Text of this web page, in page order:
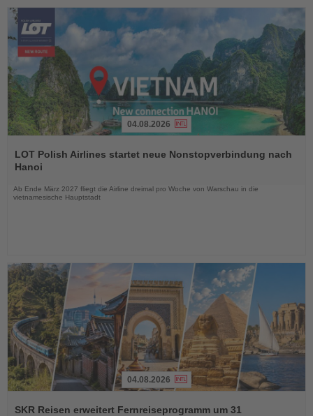
Sie
die
04.08.2026
LOT Polish Airlines startet neue Nonstopverbindung nach
Hanoi
Ab Ende März 2027 fliegt die Airline dreimal pro Woche von Warschau in die
vietnamesische Hauptstadt
Sie
04.08.2026
SKR Reisen erweitert Fernreiseprogramm um 31